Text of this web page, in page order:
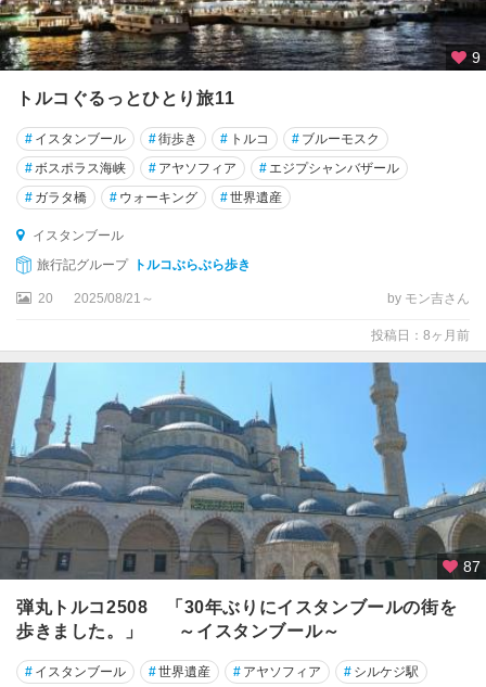
カ
レ
ィ
デ
ィ
ム
遺
周
辺
デ
ヤ
ル
バ
ク
ル
デ
ィ
リ
イ
ト
ブ
9
トルコぐるっとひとり旅11
# イスタンブール #街歩き # トルコ # ブルーモスク
# ボスポラス海峡 # アヤソフィア # エジプシャンバザール
# ガラタ橋 # ウォーキング #世界遺産
イスタンブール
旅行記グループ
トルコぶらぶら歩き
20 2025/08/21～ by モン吉さん
投稿日：8ヶ月前
87
弾丸トルコ2508 「30年ぶりにイスタンブールの街を
歩きました。」 ～イスタンブール～
# イスタンブール #世界遺産 # アヤソフィア # シルケジ駅